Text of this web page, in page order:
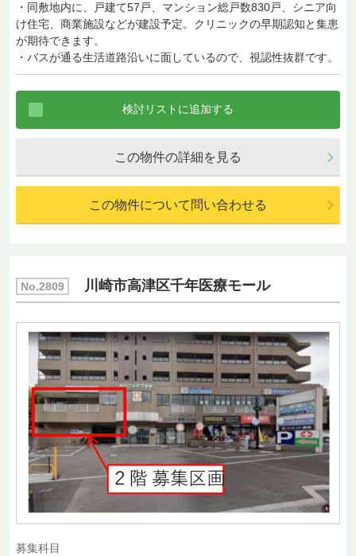
・同敷地内に、戸建て57戸、マンション総戸数830戸、シニア向
け住宅、商業施設などが建設予定。クリニックの早期認知と集患
が期待できます。
・バスが通る生活道路沿いに面しているので、視認性抜群です。
この物件の詳細を見る
この物件について問い合わせる
No.2809 川崎市高津区千年医療モール
募集科目